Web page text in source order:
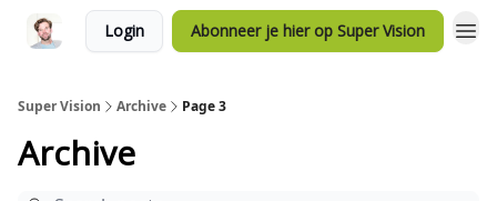
Login Abonneer je hier op Super Vision
Super Vision Archive Page 3
Archive